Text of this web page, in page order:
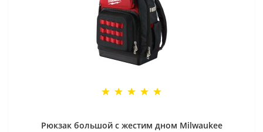
Рюкзак большой с жестим дном Milwaukee